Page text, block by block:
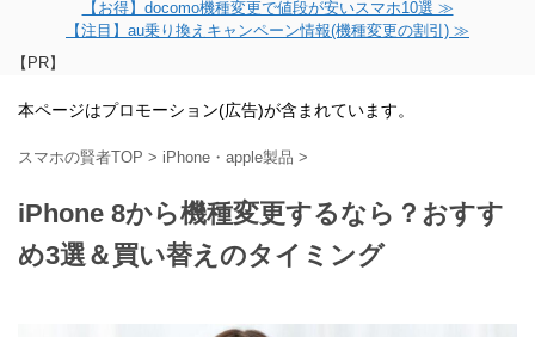
【お得】docomo機種変更で値段が安いスマホ10選 ≫
【注目】au乗り換えキャンペーン情報(機種変更の割引) ≫
【PR】
本ページはプロモーション(広告)が含まれています。
スマホの賢者TOP > iPhone・apple製品 >
iPhone 8から機種変更するなら？おすす
め3選＆買い替えのタイミング